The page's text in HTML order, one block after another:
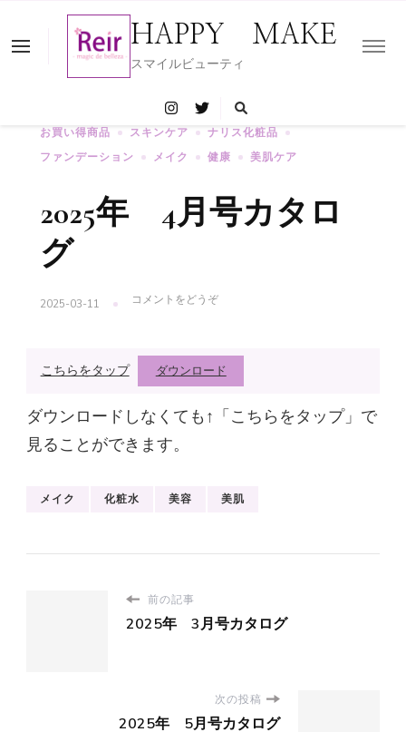
HAPPY MAKE
スマイルビューティ
お買い得商品 スキンケア
ナリス化粧品
ファンデーション
メイク 健康 美肌ケア
2025年 4月号カタロ
グ
2025-03-11 コメントをどうぞ(2025
号
カ
タ
ロ
グ)
こちらをタップ ダウンロード
ダウンロードしなくても↑「こちらをタップ」で
見ることができます。
メイク 化粧水 美容 美肌
前の記事
2025年 3月号カタログ
次の投稿
2025年 5月号カタログ